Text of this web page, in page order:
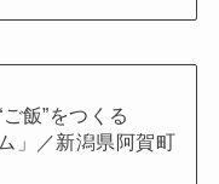
ご飯”をつくる
」／新潟県阿賀町